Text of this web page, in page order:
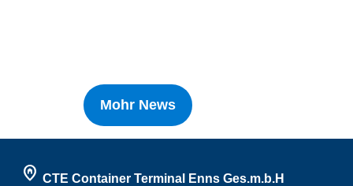
Mohr News
home_pin CTE Container Terminal Enns Ges.m.b.H